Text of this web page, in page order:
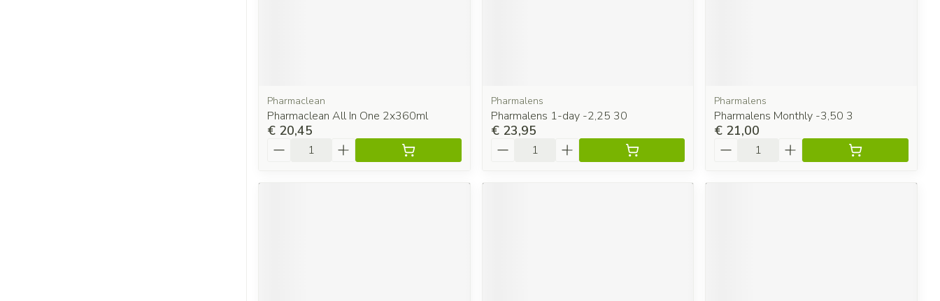
Pharmaclean
Pharmaclean All In One 2x360ml
€ 20,45
Pharmalens
Pharmalens 1-day -2,25 30
€ 23,95
Pharmalens
Pharmalens Monthly -3,50 3
€ 21,00